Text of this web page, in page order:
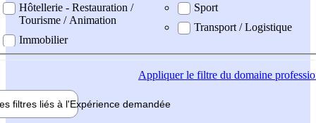
Hôtellerie - Restauration /
Tourisme / Animation
Immobilier
Sport
Transport / Logistique
Appliquerle filtre du domaine
filtres liés à l'Expérience demandée